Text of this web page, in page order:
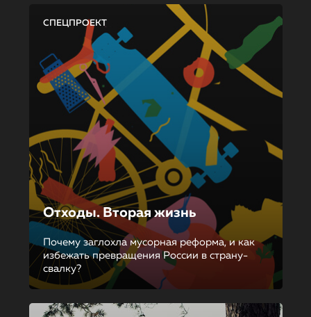
СПЕЦПРОЕКТ
Отходы. Вторая жизнь
Почему заглохла мусорная реформа, и как
избежать превращения России в страну-
свалку?